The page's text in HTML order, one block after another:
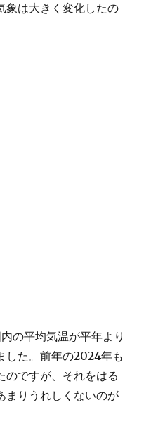
象は大きく変化したの
の平均気温が平年より
した。前年の2024年も
のですが、それをはる
まりうれしくないのが